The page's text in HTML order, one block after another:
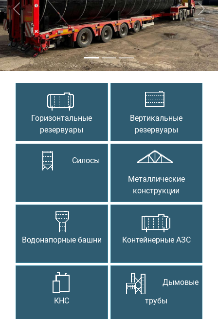
Предыдущий
Горизонтальные
резервуары
Вертикальные
резервуары
Силосы
Металлические
конструкции
Водонапорные башни Контейнерные АЗС
КНС
Дымовые
трубы